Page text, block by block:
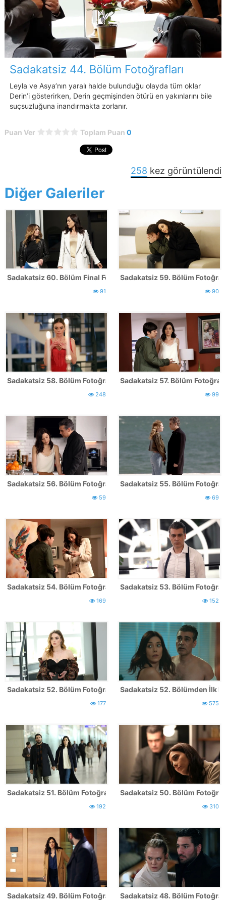
Sadakatsiz 44. Bölüm Fotoğrafları
Leyla ve Asya’nın yaralı halde bulunduğu olayda tüm oklar
Derin’i gösterirken, Derin geçmişinden ötürü en yakınlarını bile
suçsuzluğuna inandırmakta zorlanır.
Puan Ver Toplam Puan 0
258 kez görüntülendi
Diğer Galeriler
Sadakatsiz 60. Bölüm Final Fotoğrafları
91
Sadakatsiz 59. Bölüm
90
Sadakatsiz 58. Bölüm Fotoğrafları
248
Sadakatsiz 57. Bölüm
99
Sadakatsiz 56. Bölüm Fotoğrafları
59
Sadakatsiz 55. Bölüm
69
Sadakatsiz 54. Bölüm Fotoğrafları
169
Sadakatsiz 53. Bölüm
152
Sadakatsiz 52. Bölüm Fotoğrafları
177
Sadakatsiz 52. Bölümden İlk
575
Sadakatsiz 51. Bölüm Fotoğrafları
192
Sadakatsiz 50. Bölüm
310
Sadakatsiz 49. Bölüm FotoğraflarıSadakatsiz 48. Bölüm